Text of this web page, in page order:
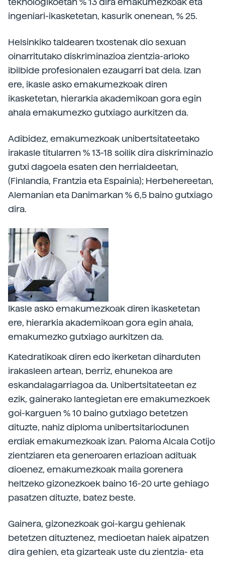
ingeniari-ikasketetan, kasurik onenean, % 25.
Helsinkiko taldearen txostenak dio sexuan
oinarritutako diskriminazioa zientzia-arloko
ibilbide profesionalen ezaugarri bat dela. Izan
ere, ikasle asko emakumezkoak diren
ikasketetan, hierarkia akademikoan gora egin
ahala emakumezko gutxiago aurkitzen da.
Adibidez, emakumezkoak unibertsitateetako
irakasle titularren % 13-18 soilik dira diskriminazio
gutxi dagoela esaten den herrialdeetan,
(Finlandia, Frantzia eta Espainia); Herbehereetan,
Alemanian eta Danimarkan % 6,5 baino gutxiago
dira.
Ikasle asko emakumezkoak diren ikasketetan
ere, hierarkia akademikoan gora egin ahala,
emakumezko gutxiago aurkitzen da.
Katedratikoak diren edo ikerketan diharduten
irakasleen artean, berriz, ehunekoa are
eskandalagarriagoa da. Unibertsitateetan ez
ezik, gainerako lantegietan ere emakumezkoek
goi-karguen % 10 baino gutxiago betetzen
dituzte, nahiz diploma unibertsitariodunen
erdiak emakumezkoak izan. Paloma Alcala Cotijo
zientziaren eta generoaren erlazioan adituak
dioenez, emakumezkoak maila gorenera
heltzeko gizonezkoek baino 16-20 urte gehiago
pasatzen dituzte, batez beste.
Gainera, gizonezkoak goi-kargu gehienak
betetzen dituztenez, medioetan haiek aipatzen
dira gehien, eta gizarteak uste du zientzia- eta